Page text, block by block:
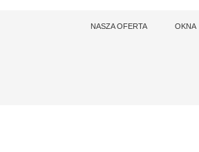
NASZA OFERTA OKNA